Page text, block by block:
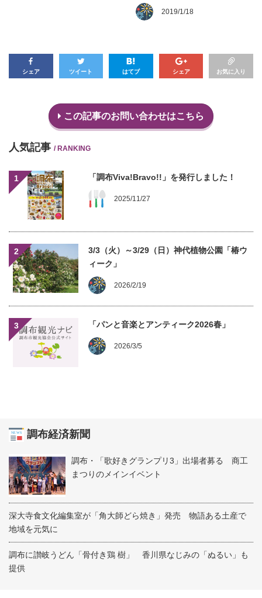
2019/1/18
シェア ツイート はてブ シェア お気に入り
この記事のお問い合わせはこちら
人気記事 / RANKING
1 「調布Viva!Bravo!!」を発行しました！
2025/11/27
2
3/3（火）～3/29（日）神代植物公園「椿ウ
ィーク」
2026/2/19
3 「パンと音楽とアンティーク2026春」
2026/3/5
調布経済新聞
調布・「歌好きグランプリ3」出場者募る 商工
まつりのメインイベント
深大寺食文化編集室が「角大師どら焼き」発売 物語ある土産で
地域を元気に
調布に讃岐うどん「骨付き鶏 樹」 香川県なじみの「ぬるい」も
提供